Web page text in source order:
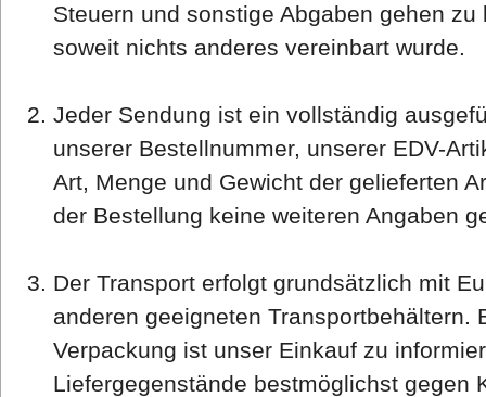
Steuern und sonstige Abgaben gehen
soweit nichts anderes vereinbart wurde.
Jeder Sendung ist ein vollständig
unserer Bestellnummer, unserer EDV-
Art, Menge und Gewicht der gelieferten
der Bestellung keine weiteren Angaben
Der Transport erfolgt grundsätzlich mit
anderen geeigneten Transportbehältern.
Verpackung ist unser Einkauf zu
Liefergegenstände bestmöglichst gegen